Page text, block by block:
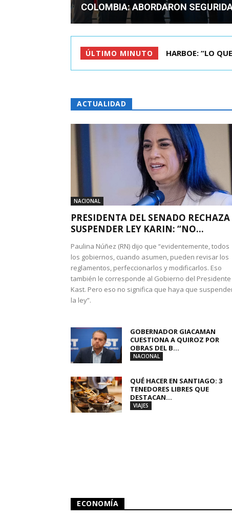
COLOMBIA: ABORDARON
ÚLTIMO MINUTO BIMINISTRO MAS
ACTUALIDAD
NACIONAL
PRESIDENTA DEL SENADO RECHAZA
SUSPENDER LEY KARIN: “NO...
Paulina Núñez (RN) dijo que “evidentemente, todos
los gobiernos, cuando asumen, pueden revisar los
reglamentos, perfeccionarlos y modificarlos. Eso
también le corresponde al Gobierno del Presidente
Kast. Pero eso no significa que haya que
la ley”.
GOBERNADOR GIACAMAN
CUESTIONA A QUIROZ POR
OBRAS DEL B...
NACIONAL
QUÉ HACER EN SANTIAGO: 3
TENEDORES LIBRES QUE
DESTACAN...
VIAJES
ECONOMÍA